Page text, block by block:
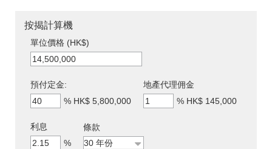
按揭計算機
單位價格 (HK$)
預付定金:
% HK$ 5,800,000
地產代理佣金
% HK$ 145,000
利息
%
條款